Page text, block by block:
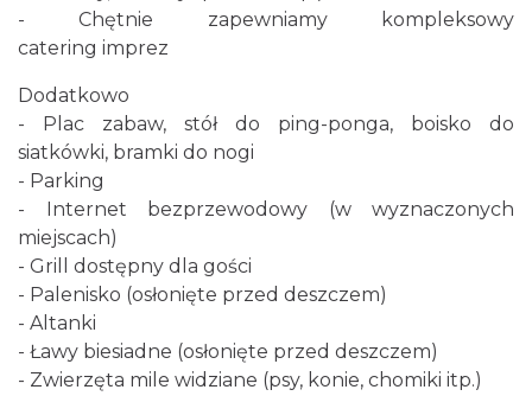
- Chętnie zapewniamy kompleksowy
catering imprez
Dodatkowo
- Plac zabaw, stół do ping-ponga, boisko do
siatkówki, bramki do nogi
- Parking
- Internet bezprzewodowy (w wyznaczonych
miejscach)
- Grill dostępny dla gości
- Palenisko (osłonięte przed deszczem)
- Altanki
- Ławy biesiadne (osłonięte przed deszczem)
- Zwierzęta mile widziane (psy, konie, chomiki itp.)